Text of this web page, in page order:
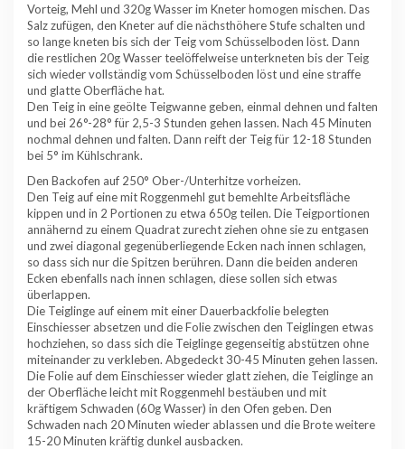
Vorteig, Mehl und 320g Wasser im Kneter homogen mischen. Das
Salz zufügen, den Kneter auf die nächsthöhere Stufe schalten und
so lange kneten bis sich der Teig vom Schüsselboden löst. Dann
die restlichen 20g Wasser teelöffelweise unterkneten bis der Teig
sich wieder vollständig vom Schüsselboden löst und eine straffe
und glatte Oberfläche hat.
Den Teig in eine geölte Teigwanne geben, einmal dehnen und falten
und bei 26°-28° für 2,5-3 Stunden gehen lassen. Nach 45 Minuten
nochmal dehnen und falten. Dann reift der Teig für 12-18 Stunden
bei 5° im Kühlschrank.
Den Backofen auf 250° Ober-/Unterhitze vorheizen.
Den Teig auf eine mit Roggenmehl gut bemehlte Arbeitsfläche
kippen und in 2 Portionen zu etwa 650g teilen. Die Teigportionen
annähernd zu einem Quadrat zurecht ziehen ohne sie zu entgasen
und zwei diagonal gegenüberliegende Ecken nach innen schlagen,
so dass sich nur die Spitzen berühren. Dann die beiden anderen
Ecken ebenfalls nach innen schlagen, diese sollen sich etwas
überlappen.
Die Teiglinge auf einem mit einer Dauerbackfolie belegten
Einschiesser absetzen und die Folie zwischen den Teiglingen etwas
hochziehen, so dass sich die Teiglinge gegenseitig abstützen ohne
miteinander zu verkleben. Abgedeckt 30-45 Minuten gehen lassen.
Die Folie auf dem Einschiesser wieder glatt ziehen, die Teiglinge an
der Oberfläche leicht mit Roggenmehl bestäuben und mit
kräftigem Schwaden (60g Wasser) in den Ofen geben. Den
Schwaden nach 20 Minuten wieder ablassen und die Brote weitere
15-20 Minuten kräftig dunkel ausbacken.